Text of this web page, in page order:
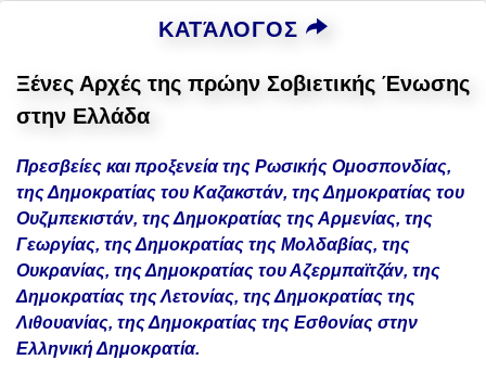
ΚΑΤΆΛΟΓΟΣ
Ξένες Αρχές της πρώην Σοβιετικής Ένωσης
στην Ελλάδα
Πρεσβείες και προξενεία της Ρωσικής Ομοσπονδίας,
της Δημοκρατίας του Καζακστάν, της Δημοκρατίας του
Ουζμπεκιστάν, της Δημοκρατίας της Αρμενίας, της
Γεωργίας, της Δημοκρατίας της Μολδαβίας, της
Ουκρανίας, της Δημοκρατίας του Αζερμπαϊτζάν, της
Δημοκρατίας της Λετονίας, της Δημοκρατίας της
Λιθουανίας, της Δημοκρατίας της Εσθονίας στην
Ελληνική Δημοκρατία.